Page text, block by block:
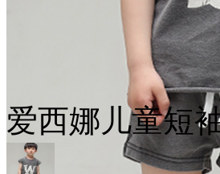
爱西娜儿童短